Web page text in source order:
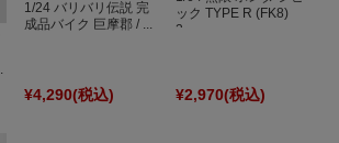
1/24 バリバリ伝説 完
成品バイク 巨摩郡 / ...
¥4,290(税込)
ック TYPE R (FK8)
2...
¥2,970(税込)